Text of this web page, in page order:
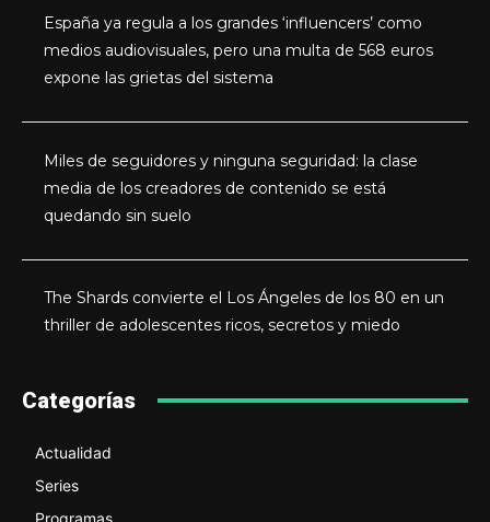
España ya regula a los grandes ‘influencers’ como
medios audiovisuales, pero una multa de 568 euros
expone las grietas del sistema
Miles de seguidores y ninguna seguridad: la clase
media de los creadores de contenido se está
quedando sin suelo
The Shards convierte el Los Ángeles de los 80 en un
thriller de adolescentes ricos, secretos y miedo
Categorías
Actualidad
Series
Programas